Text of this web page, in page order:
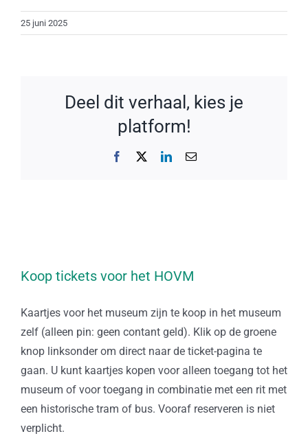
25 juni 2025
Deel dit verhaal, kies je
platform!
Facebook LinkedIn
E-
Koop tickets voor het HOVM
Kaartjes voor het museum zijn te koop in het museum
zelf (alleen pin: geen contant geld). Klik op de groene
knop linksonder om direct naar de ticket-pagina te
gaan. U kunt kaartjes kopen voor alleen toegang tot het
museum of voor toegang in combinatie met een rit met
een historische tram of bus. Vooraf reserveren is niet
verplicht.